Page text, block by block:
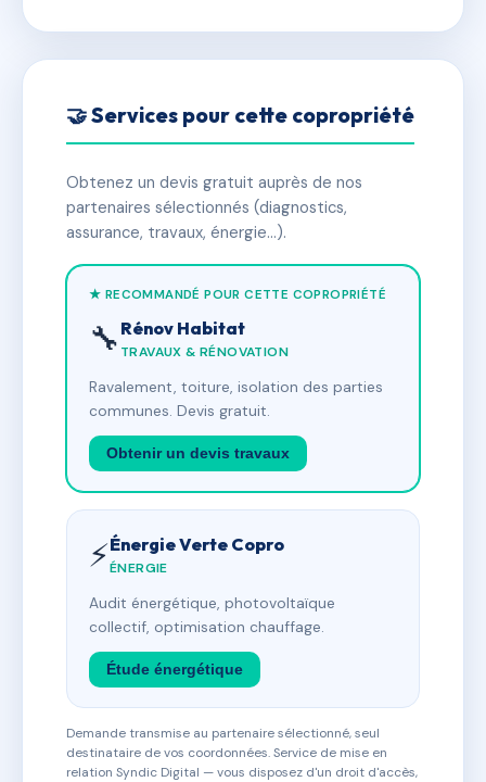
🤝 Services pour cette copropriété
Obtenez un devis gratuit auprès de nos
partenaires sélectionnés (diagnostics,
assurance, travaux, énergie…).
★ RECOMMANDÉ POUR CETTE COPROPRIÉTÉ
🔧 Rénov Habitat
TRAVAUX & RÉNOVATION
Ravalement, toiture, isolation des parties
communes. Devis gratuit.
Obtenir un devis travaux
⚡Énergie Verte Copro
ÉNERGIE
Audit énergétique, photovoltaïque
collectif, optimisation chauffage.
Étude énergétique
Demande transmise au partenaire sélectionné, seul
destinataire de vos coordonnées. Service de mise en
relation Syndic Digital — vous disposez d'un droit d'accès,